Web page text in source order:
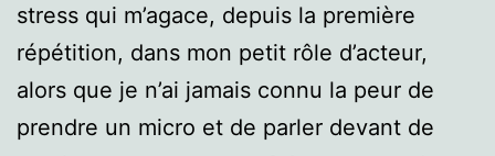
stress qui m’agace, depuis la première
répétition, dans mon petit rôle d’acteur,
alors que je n’ai jamais connu la peur de
prendre un micro et de parler devant de